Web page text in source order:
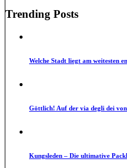
Trending Posts
Welche Stadt liegt am weitesten
Göttlich! Auf der via degli dei
Kungsleden – Die ultimative